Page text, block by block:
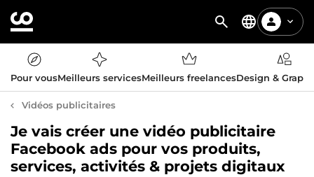
Pour vousMeilleurs servicesMeilleurs freelancesDesign &
Vidéos publicitaires
Je vais créer une vidéo publicitaire
Facebook ads pour vos produits,
services, activités & projets digitaux